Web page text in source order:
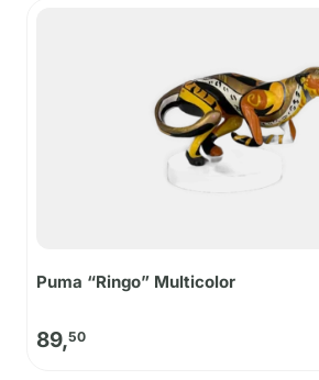
Puma “Ringo” Multicolor
89,50